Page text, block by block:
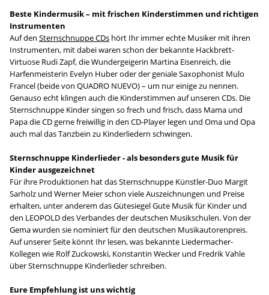
Beste Kindermusik – mit frischen Kinderstimmen und richtigen
Instrumenten
Auf den Sternschnuppe CDs hört Ihr immer echte Musiker mit ihren
Instrumenten, mit dabei waren schon der bekannte Hackbrett-
Virtuose Rudi Zapf, die Wundergeigerin Martina Eisenreich, die
Harfenmeisterin Evelyn Huber oder der geniale Saxophonist Mulo
Francel (beide von QUADRO NUEVO) – um nur einige zu nennen.
Genauso echt klingen auch die Kinderstimmen auf unseren CDs. Die
Sternschnuppe Kinder singen so frech und frisch, dass Mama und
Papa die CD gerne freiwillig in den CD-Player legen und Oma und Opa
auch mal das Tanzbein zu Kinderliedern schwingen.
Sternschnuppe Kinderlieder - als besonders gute Musik für
Kinder ausgezeichnet
Für ihre Produktionen hat das Sternschnuppe Künstler-Duo Margit
Sarholz und Werner Meier schon viele Auszeichnungen und Preise
erhalten, unter anderem das Gütesiegel Gute Musik für Kinder und
den LEOPOLD des Verbandes der deutschen Musikschulen. Von der
Gema wurden sie nominiert für den deutschen Musikautorenpreis.
Auf unserer Seite könnt Ihr lesen, was bekannte Liedermacher-
Kollegen wie Rolf Zuckowski, Konstantin Wecker und Fredrik Vahle
über Sternschnuppe Kinderlieder schreiben.
Eure Empfehlung ist uns wichtig